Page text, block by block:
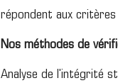
répondent aux
Nos méthodes de
Analyse de l'intégrité